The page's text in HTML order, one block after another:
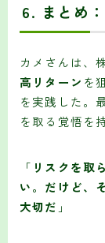
6. まとめ
カメさんは、
高リターン を
を実践した。
を取る覚悟を
「 リスクを取
い。だけど、
大切だ 」